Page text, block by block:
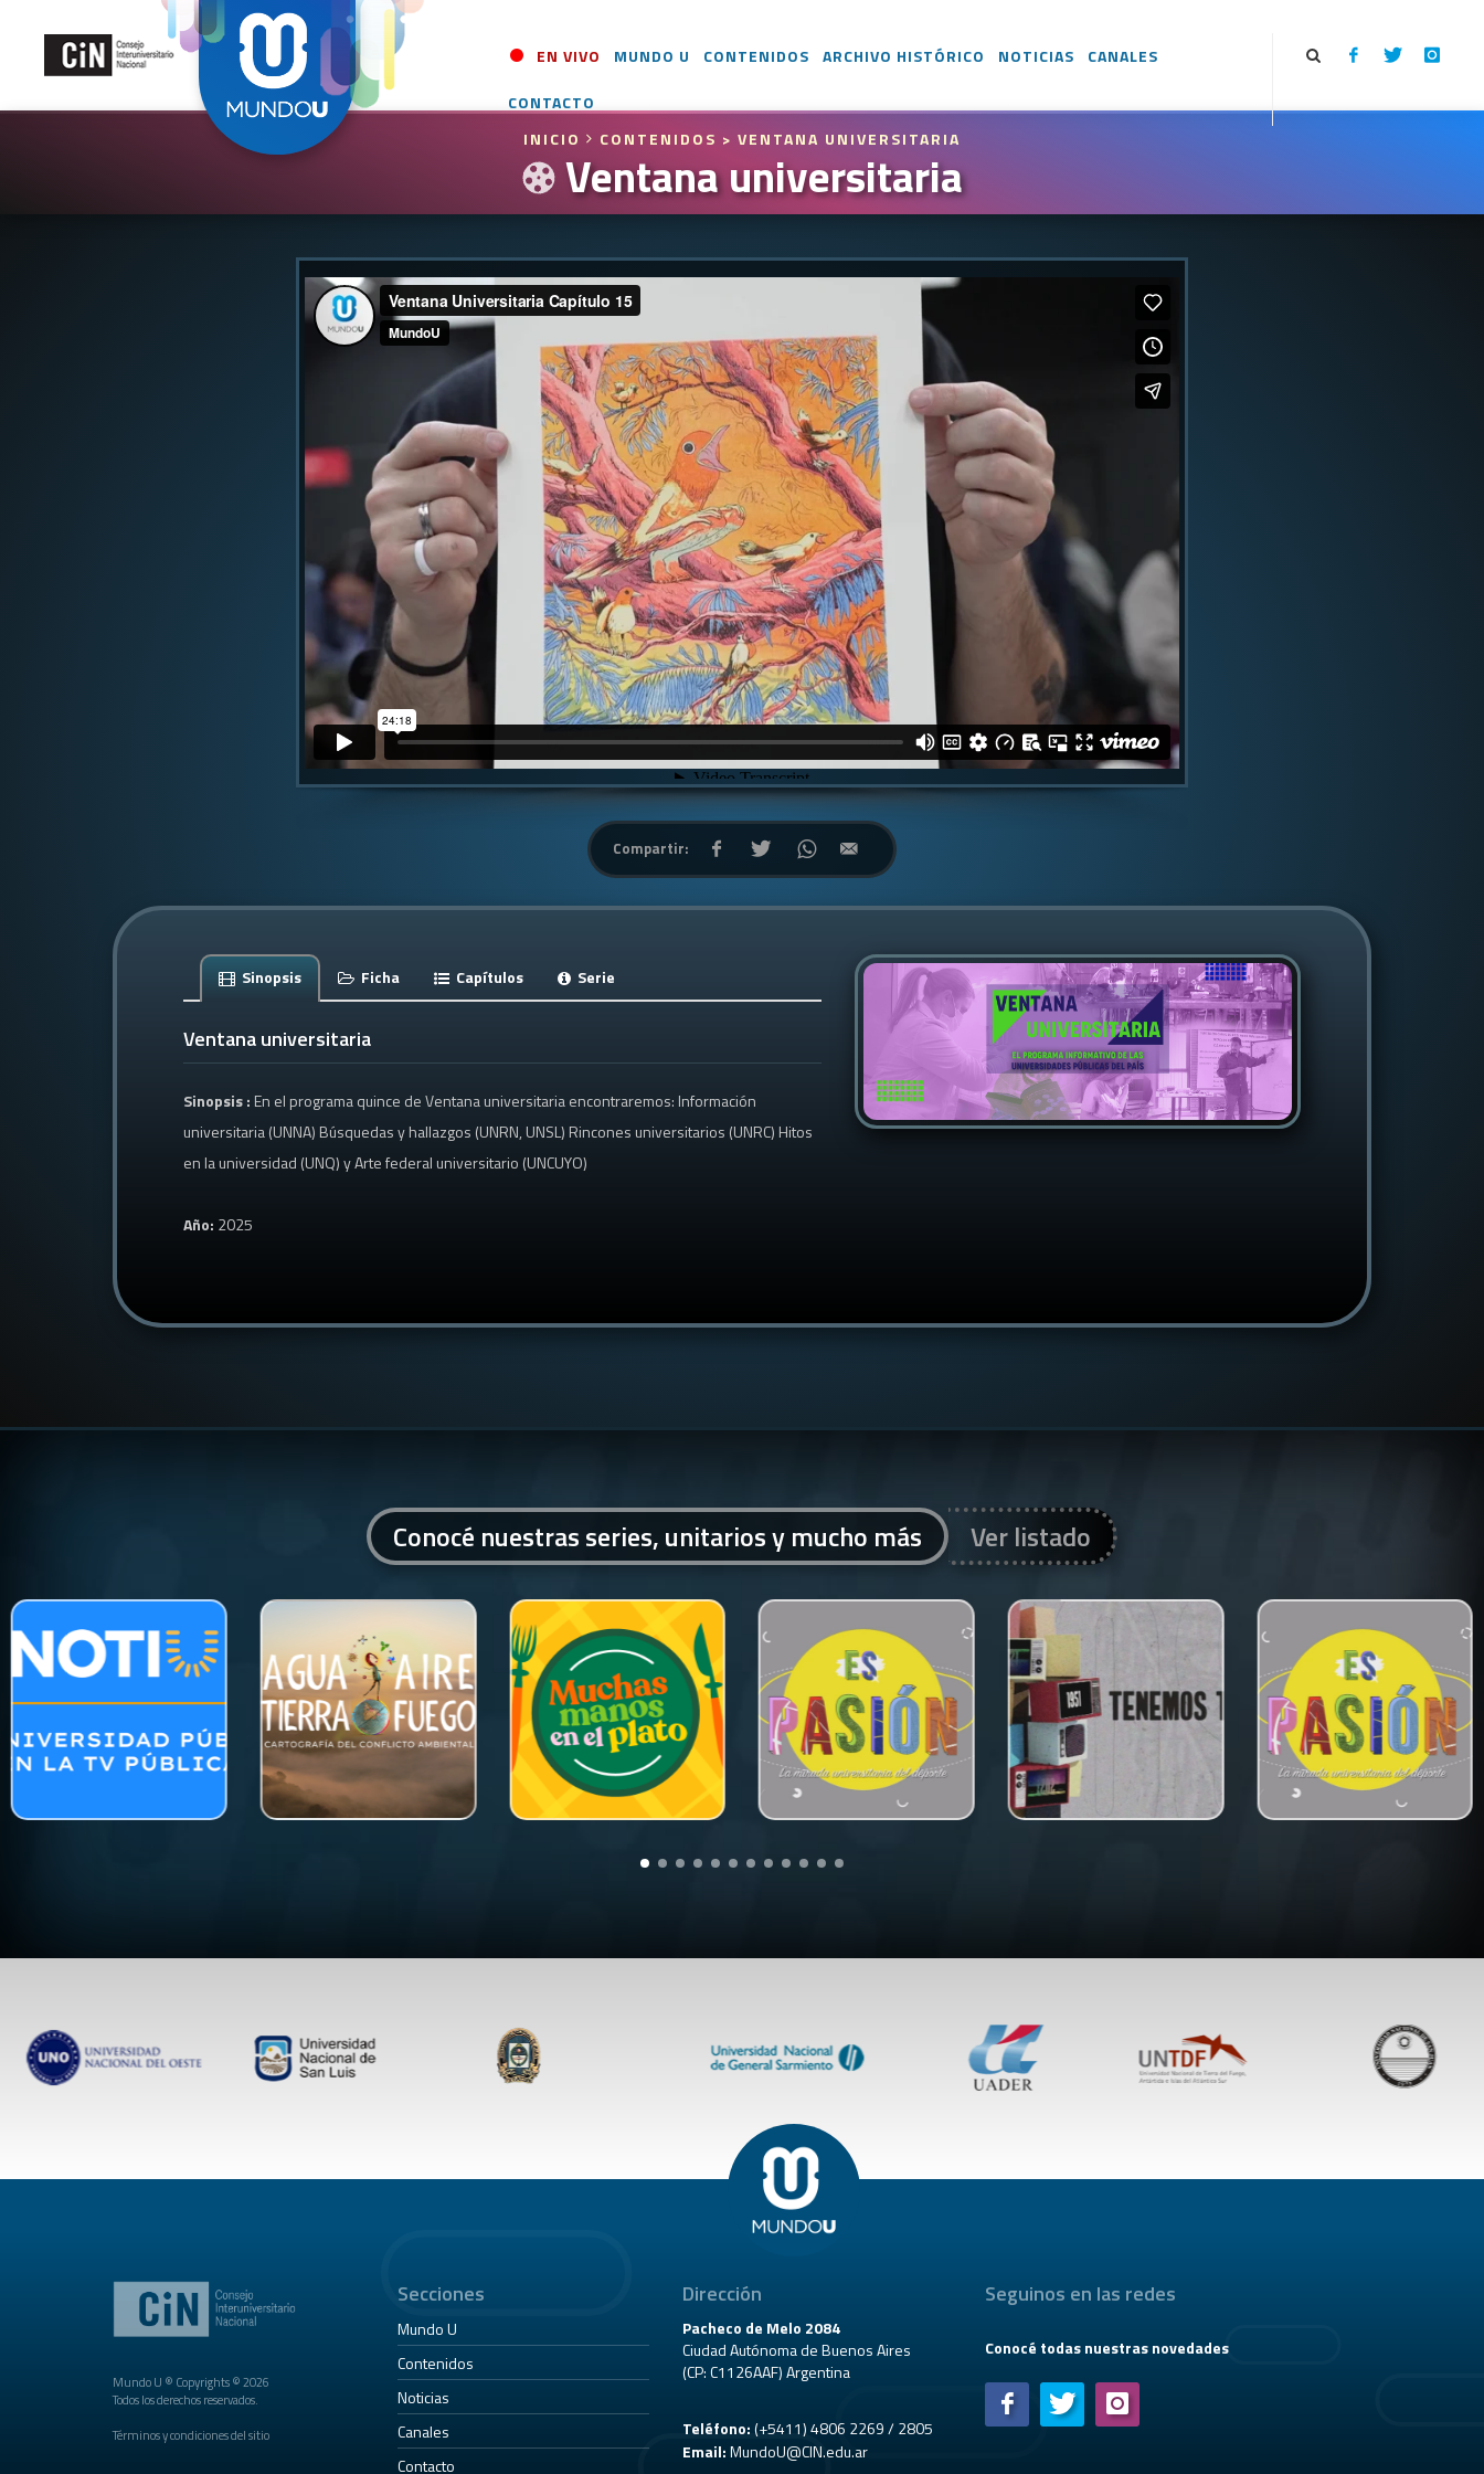
EN VIVO MUNDO U CONTENIDOS ARCHIVO HISTÓRICO NOTICIAS
CANALES
CONTACTO
INICIO
CONTENIDOS > VENTANA UNIVERSITARIA
Ventana universitaria
Compartir:
Sinopsis Ficha Capítulos Serie
Ventana universitaria
Sinopsis : En el programa quince de Ventana universitaria encontraremos: Información
universitaria (UNNA) Búsquedas y hallazgos (UNRN, UNSL) Rincones universitarios (UNRC) Hitos
en la universidad (UNQ) y Arte federal universitario (UNCUYO)
Año: 2025
Conocé nuestras series, unitarios y mucho más Ver listado
Mundo U ® Copyrights © 2026
Todos los derechos reservados.
Términos y condiciones del sitio
Secciones
Mundo U
Contenidos
Noticias
Canales
Contacto
Dirección
Pacheco de Melo 2084
Ciudad Autónoma de Buenos Aires
(CP: C1126AAF) Argentina
Teléfono:(+5411) 4806 2269 / 2805
Email:MundoU@CIN.edu.ar
Seguinos en las redes
Conocé todas nuestras novedades